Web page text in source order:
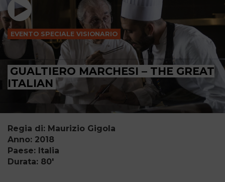
EVENTO SPECIALE VISIONARIO
GUALTIERO MARCHESI – THE GREAT
ITALIAN
Regia di: Maurizio Gigola
Anno: 2018
Paese: Italia
Durata: 80'